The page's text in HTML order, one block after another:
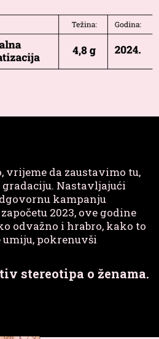
vrijeme da zaustavimo tu,
Nastavljajući
kampanju
započetu 2023, ove godine
odvažno i hrabro, kako to
umiju, pokrenuvši
stereotipa o ženama.